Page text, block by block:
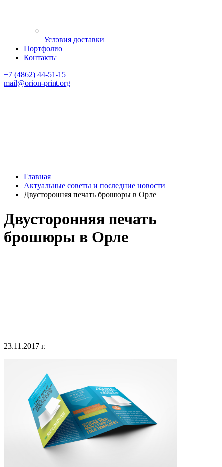
Условия доставки
Портфолио
Контакты
+7 (4862) 44-51-15
mail@orion-print.org
Главная
Актуальные советы и последние новости
Двусторонняя печать брошюры в Орле
Двусторонняя печать
брошюры в Орле
23.11.2017 г.